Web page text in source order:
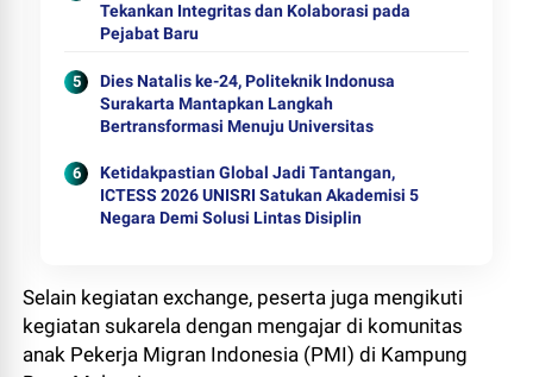
Tekankan Integritas dan Kolaborasi pada
Pejabat Baru
Dies Natalis ke-24, Politeknik Indonusa
Surakarta Mantapkan Langkah
Bertransformasi Menuju Universitas
Ketidakpastian Global Jadi Tantangan,
ICTESS 2026 UNISRI Satukan Akademisi 5
Negara Demi Solusi Lintas Disiplin
Selain kegiatan exchange, peserta juga mengikuti
kegiatan sukarela dengan mengajar di komunitas
anak Pekerja Migran Indonesia (PMI) di Kampung